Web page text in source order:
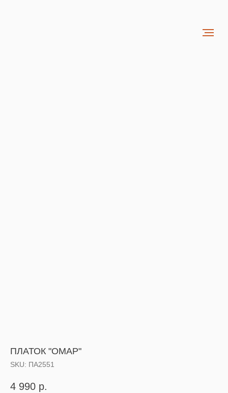
ПЛАТОК "ОМАР"
SKU: ПА2551
4 990 р.